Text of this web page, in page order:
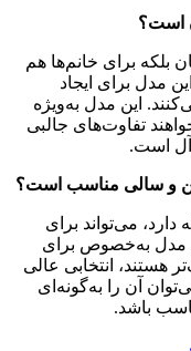
است؟
بلکه برای خانم‌ها هم
مدل برای ایجاد
این مدل به‌ویژه
تفاوت‌های جالبی
است.
و سالی مناسب است؟
می‌تواند برای
مدل به‌خصوص برای
هستند، انتخابی عالی
آن را به‌گونه‌ای
باشد.